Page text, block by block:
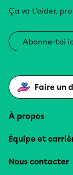
Ça va t’aider,
Abonne-toi
Faire un
À propos
Équipe et
Nous contacter